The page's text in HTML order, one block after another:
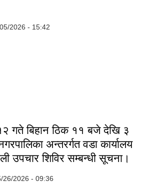
2026 - 15:42
गते बिहान ठिक ११ बजे देखि ३
अन्तरर्गत वडा कार्यालय
उपचार शिविर सम्बन्धी सूचना।
26/2026 - 09:36